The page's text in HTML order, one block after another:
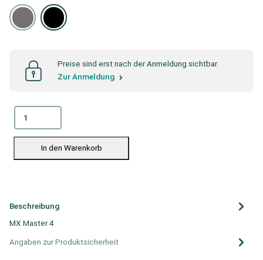
Preise sind erst nach der Anmeldung sichtbar.
Zur Anmeldung
In den Warenkorb
Beschreibung
MX Master 4
Angaben zur Produktsicherheit